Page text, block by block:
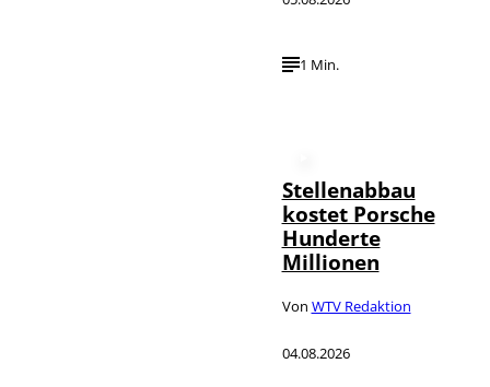
1 Min.
Stellenabbau
kostet Porsche
Hunderte
Millionen
Von WTV Redaktion
04.08.2026